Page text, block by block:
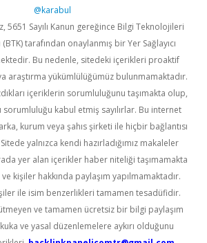
@karabul
5651 Sayılı Kanun gereğince Bilgi Teknolojileri
tarafından onaylanmış bir Yer Sağlayıcı
Bu nedenle, sitedeki içerikleri proaktif
araştırma yükümlülüğümüz bulunmamaktadır.
içeriklerin sorumluluğunu taşımakta olup,
kabul etmiş sayılırlar. Bu internet
kurum veya şahıs şirketi ile hiçbir bağlantısı
yalnızca kendi hazırladığımız makaleler
yer alan içerikler haber niteliği taşımamakta
kişiler hakkında paylaşım yapılmamaktadır.
ile isim benzerlikleri tamamen tesadüfidir.
ve tamamen ücretsiz bir bilgi paylaşım
ve yasal düzenlemelere aykırı olduğunu